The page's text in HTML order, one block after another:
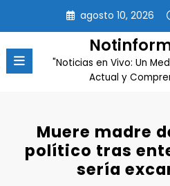
contenido
agosto 10, 2026
"Noticias en Vivo: Un
Actual y
Muere madre
político tras
sería